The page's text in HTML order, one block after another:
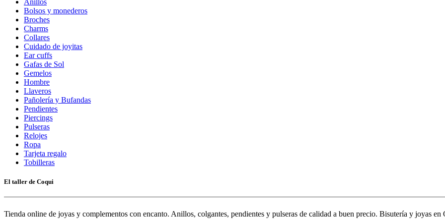
Anillos
Bolsos y monederos
Broches
Charms
Collares
Cuidado de joyitas
Ear cuffs
Gafas de Sol
Gemelos
Hombre
Llaveros
Pañolería y Bufandas
Pendientes
Piercings
Pulseras
Relojes
Ropa
Tarjeta regalo
Tobilleras
El taller de Coqui
Tienda online de joyas y complementos con encanto. Anillos, colgantes, pendientes y pulseras de calidad a buen precio. Bisutería y joyas en